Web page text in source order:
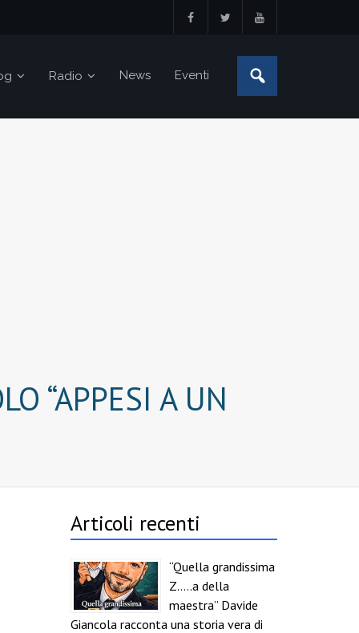
Radio News Eventi
“APPESI A UN
Articoli recenti
“Quella grandissima
Z…..a della
maestra” Davide
Giancola racconta una storia vera di